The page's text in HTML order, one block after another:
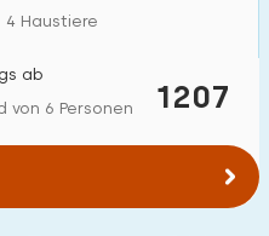
4 Haustiere
1207
ab
von 6 Personen